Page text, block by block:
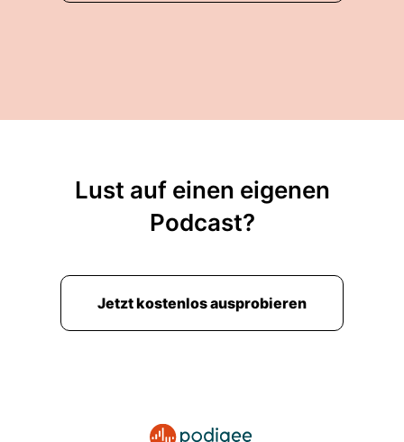
Lust auf einen eigenen
Podcast?
Jetzt kostenlos ausprobieren